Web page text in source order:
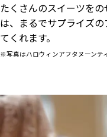
たくさんのスイーツを
は、まるでサプライズ
てくれます。
※写真はハロウィンアフタヌーンテ